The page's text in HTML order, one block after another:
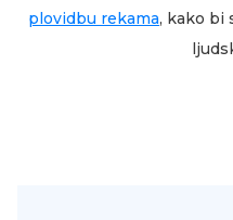
plovidbu rekama, kako bi